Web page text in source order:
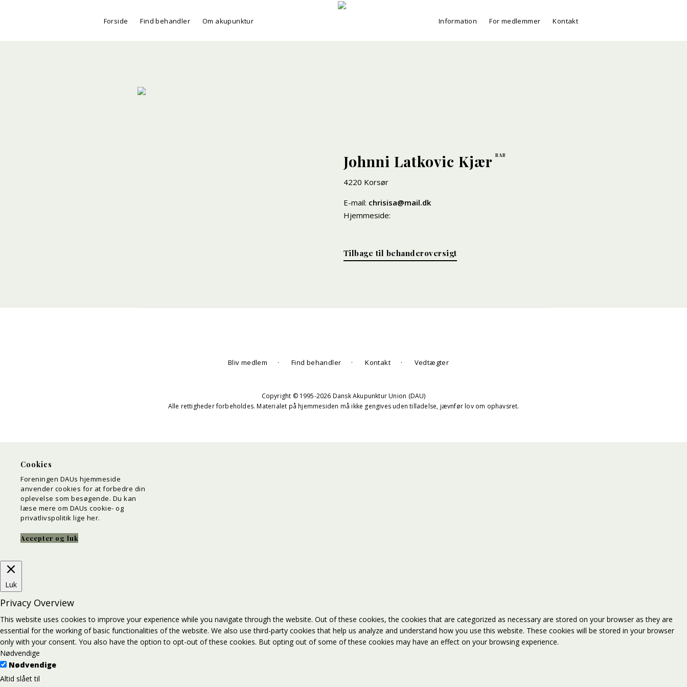
Forside Find behandler Om akupunktur Information For medlemmer Kontakt
Johnni Latkovic Kjær
4220 Korsør
E-mail: chrisisa@mail.dk
Hjemmeside:
Tilbage til behanderoversigt
Bliv medlem Find behandler Kontakt Vedtægter
Copyright © 1995-2026 Dansk Akupunktur Union (DAU)
Alle rettigheder forbeholdes. Materialet på hjemmesiden må ikke gengives uden tilladelse, jævnfør lov om ophavsret.
Cookies
Foreningen DAUs hjemmeside
anvender cookies for at forbedre din
oplevelse som besøgende. Du kan
læse mere om DAUs cookie- og
privatlivspolitik lige her.
Accepter og luk
Luk
Privacy Overview
This website uses cookies to improve your experience while you navigate through the website. Out of these cookies, the cookies that are categorized as necessary are stored on your browser as they are
essential for the working of basic functionalities of the website. We also use third-party cookies that help us analyze and understand how you use this website. These cookies will be stored in your browser
only with your consent. You also have the option to opt-out of these cookies. But opting out of some of these cookies may have an effect on your browsing experience.
Nødvendige
Nødvendige
Altid slået til